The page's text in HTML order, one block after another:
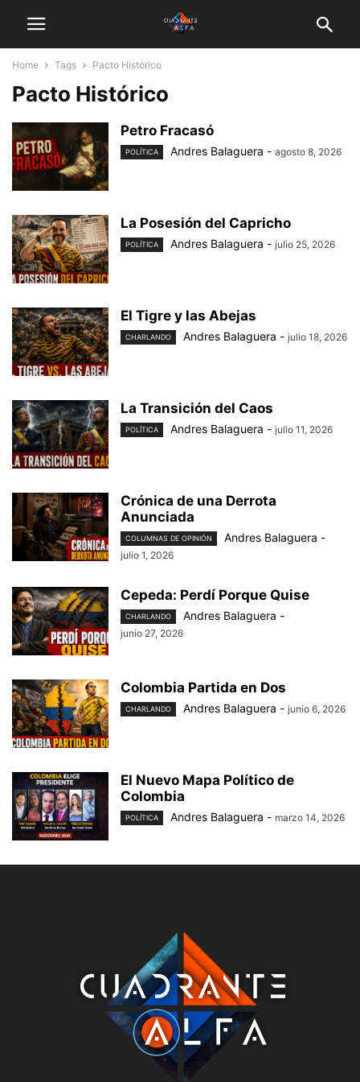
Home Tags Pacto Histórico
Pacto Histórico
Petro Fracasó
POLÍTICA Andres Balaguera - agosto 8, 2026
La Posesión del Capricho
POLÍTICA Andres Balaguera - julio 25, 2026
El Tigre y las Abejas
CHARLANDO Andres Balaguera - julio 18, 2026
La Transición del Caos
POLÍTICA Andres Balaguera - julio 11, 2026
Crónica de una Derrota
Anunciada
COLUMNAS DE OPINIÓN Andres Balaguera -
julio 1, 2026
Cepeda: Perdí Porque Quise
CHARLANDO Andres Balaguera -
junio 27, 2026
Colombia Partida en Dos
CHARLANDO Andres Balaguera - junio 6, 2026
El Nuevo Mapa Político de
Colombia
POLÍTICA Andres Balaguera - marzo 14, 2026